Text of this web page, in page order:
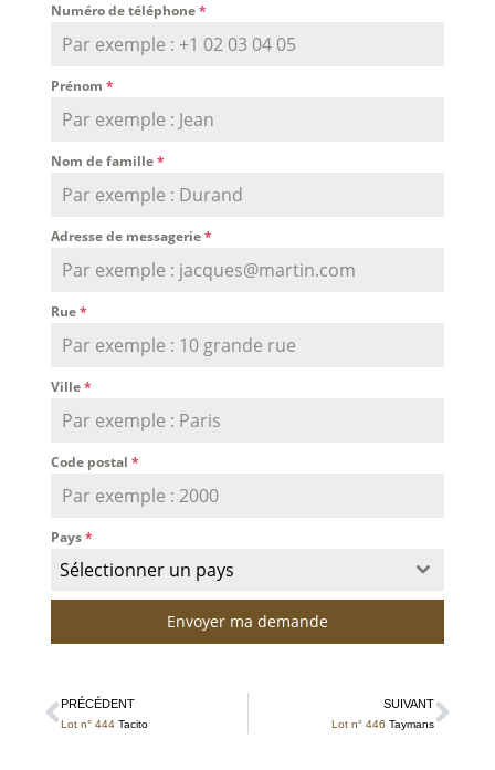
Numéro de téléphone*
Prénom *
Nom de famille*
Adresse de messagerie*
Rue*
Ville*
Code postal *
Pays*
Sélectionner un pays
Envoyer ma demande
PRÉCÉDENT
Lot n° 444 Tacito
SUIVANT
Lot n° 446 Taymans